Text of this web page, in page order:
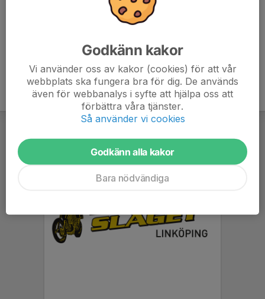
Godkänn kakor
Vi använder oss av kakor (cookies) för att vår
webbplats ska fungera bra för dig. De används
även för webbanalys i syfte att hjälpa oss att
förbättra våra tjänster.
Så använder vi cookies
Godkänn alla kakor
Bara nödvändiga